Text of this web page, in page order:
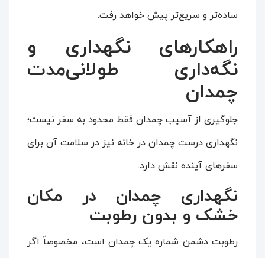
ساده‌تر و سریع‌تر پیش خواهد رفت.
راهکارهای نگهداری و
نگه‌داری طولانی‌مدت
چمدان
جلوگیری از آسیب چمدان فقط محدود به سفر نیست؛
نگهداری درست چمدان در خانه نیز در سلامت آن برای
سفرهای آینده نقش دارد.
نگهداری چمدان در مکان
خشک و بدون رطوبت
رطوبت دشمن شماره یک چمدان است، مخصوصاً اگر